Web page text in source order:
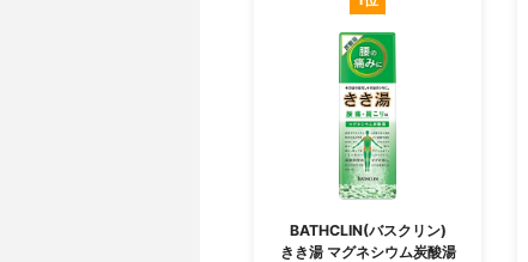
BATHCLIN(バスクリン)
きき湯 マグネシウム炭酸湯